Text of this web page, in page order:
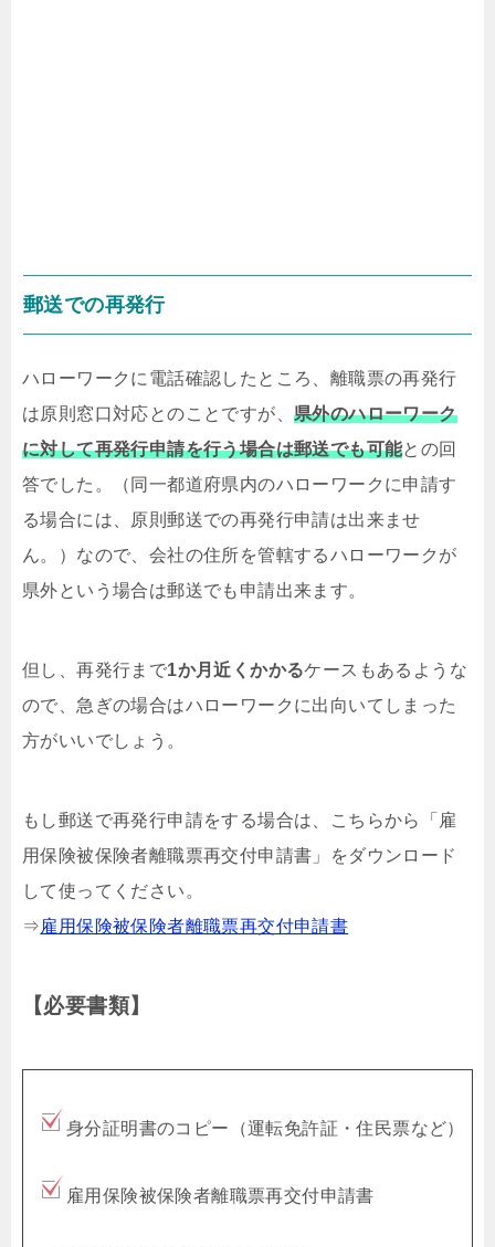
郵送での再発行
ハローワークに電話確認したところ、離職票の再発行
は原則窓口対応とのことですが、 県外のハローワーク
に対して再発行申請を行う場合は郵送でも可能との回
答でした。（同一都道府県内のハローワークに申請す
る場合には、原則郵送での再発行申請は出来ませ
ん。）なので、会社の住所を管轄するハローワークが
県外という場合は郵送でも申請出来ます。
但し、再発行まで1か月近くかかるケースもあるような
ので、急ぎの場合はハローワークに出向いてしまった
方がいいでしょう。
もし郵送で再発行申請をする場合は、こちらから「雇
用保険被保険者離職票再交付申請書」をダウンロード
して使ってください。
⇒雇用保険被保険者離職票再交付申請書
【必要書類】
身分証明書のコピー（運転免許証・住民票など）
雇用保険被保険者離職票再交付申請書